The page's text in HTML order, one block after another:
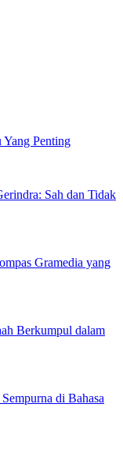
Penting
Sah dan Tidak
Gramedia yang
Berkumpul dalam
di Bahasa